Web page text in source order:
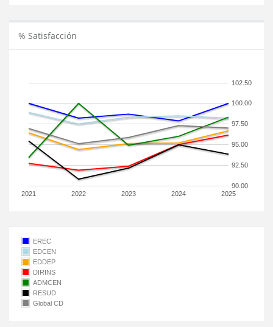
% Satisfacción
2021 2022 2023 2024 2025
90.00
92.50
95.00
97.50
100.00
102.50
EREC
EDCEN
EDDEP
DIRINS
ADMCEN
RESUD
Global CD